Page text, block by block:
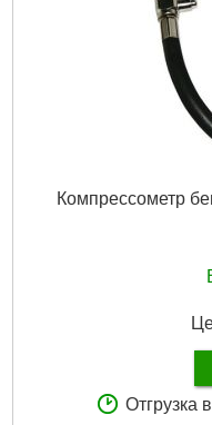
Компрессометр
Отгрузка